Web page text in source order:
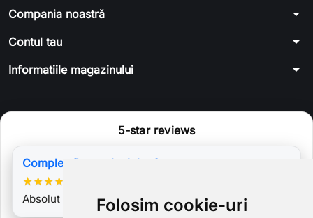
Folosim cookie-uri
Compania noastră arrow_drop_down
Contul tau arrow_drop_down
Informatiile magazinului arrow_drop_down
5-star reviews
Compleu Donatela John 2
★★★★
Absolut minunat! Multumesc Laurei si echipei sale!